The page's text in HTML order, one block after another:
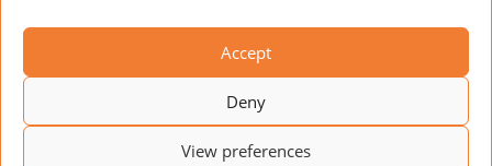
Accept
Deny
View preferences